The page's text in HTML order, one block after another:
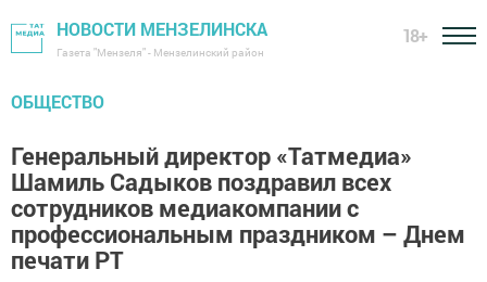
НОВОСТИ МЕНЗЕЛИНСКА
Газета "Мензеля" - Мензелинский район
18+
ОБЩЕСТВО
Генеральный директор «Татмедиа»
Шамиль Садыков поздравил всех
сотрудников медиакомпании с
профессиональным праздником – Днем
печати РТ